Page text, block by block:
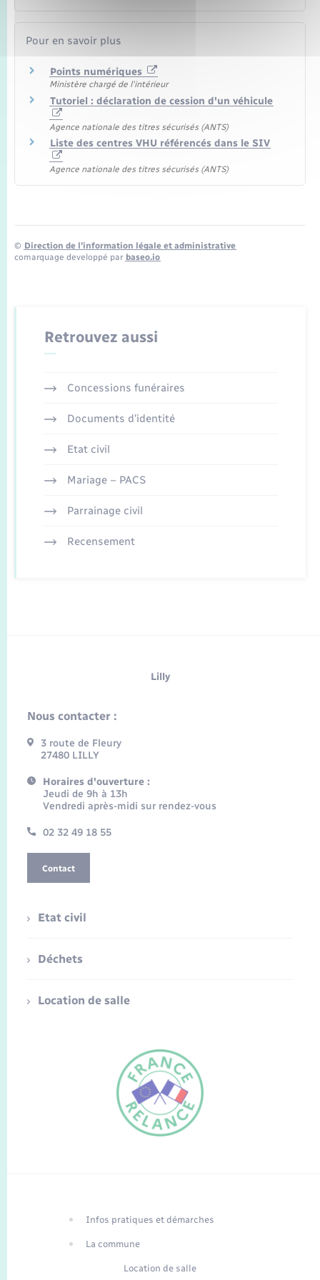
Traduction du
Pour en savoir plus
Points numériques
Ministère chargé de l'intérieur
Tutoriel : déclaration de cession d'un véhicule
Agence nationale des titres sécurisés (ANTS)
Liste des centres VHU référencés dans le SIV
Agence nationale des titres sécurisés (ANTS)
© Direction de l’information légale et administrative
comarquage developpé par baseo.io
Retrouvez aussi
Concessions funéraires
Documents d’identité
Etat civil
Mariage – PACS
Parrainage civil
Recensement
Lilly
Nous contacter :
3 route de Fleury
27480 LILLY
Horaires d'ouverture :
Jeudi de 9h à 13h
Vendredi après-midi sur rendez-vous
02 32 49 18 55
Contact
Etat civil
Déchets
Location de salle
Infos pratiques et démarches
La commune
Location de salle